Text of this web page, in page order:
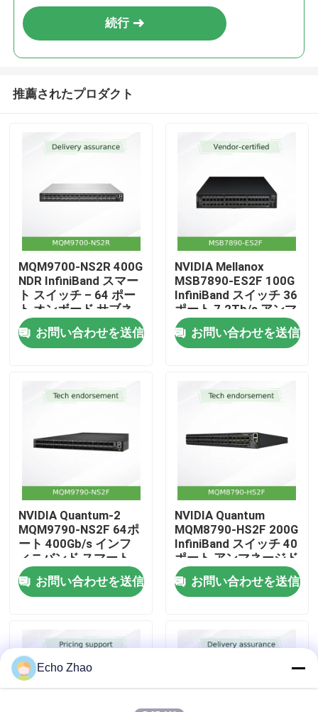
ホーム
製品
動画
私たちについて
品質管理
お問い合わせ
事件
続行
推薦されたプロダクト
MQM9700-NS2R 400G
NDR InfiniBand スマー
ト スイッチ – 64 ポー
ト オンボード サブネ
ット マネージャー
C2P エアフロー
お問い合わせを送信
NVIDIA Mellanox
MSB7890-ES2F 100G
InfiniBand スイッチ 36
ポート 7.2Tb/s アンマ
ネージドスイッチ P2C
エアフロー UFM対応
お問い合わせを送信
NVIDIA Quantum-2
MQM9790-NS2F 64ポ
ート 400Gb/s インフ
ィニバンド スマート
スイッチ ◎ 51.2Tb/s
◎ AIおよびHPC デー
タセンターのための
お問い合わせを送信
NVIDIA Quantum
MQM8790-HS2F 200G
InfiniBand スイッチ 40
ポート アンマネージド
200Gb/s Mellanox代替
お問い合わせを送信
Echo Zhao